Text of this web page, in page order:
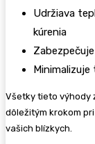
Udržiava
kúrenia
Všetky tieto výhody
dôležitým krokom
vašich blízkych.